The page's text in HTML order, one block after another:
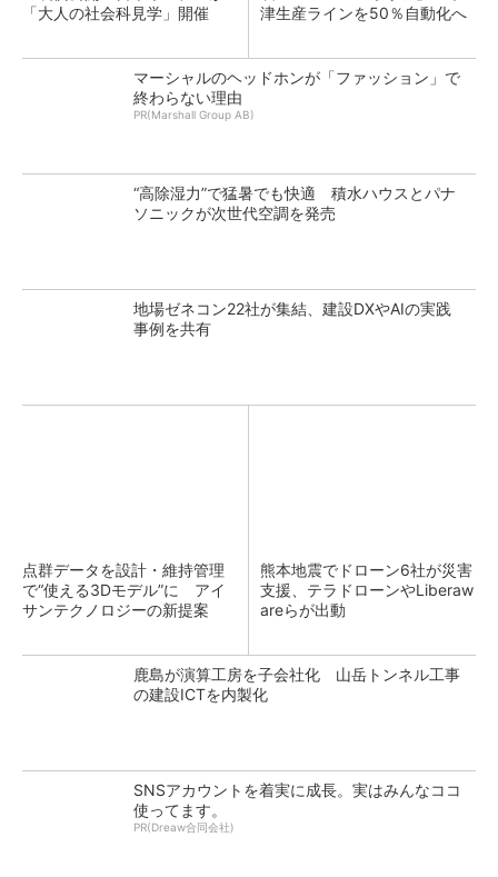
「大人の社会科見学」開催
津生産ラインを50％自動化へ
マーシャルのヘッドホンが「ファッション」で
終わらない理由
PR(Marshall Group AB)
“高除湿力”で猛暑でも快適 積水ハウスとパナ
ソニックが次世代空調を発売
地場ゼネコン22社が集結、建設DXやAIの実践
事例を共有
点群データを設計・維持管理
で“使える3Dモデル”に アイ
サンテクノロジーの新提案
熊本地震でドローン6社が災害
支援、テラドローンやLiberaw
areらが出動
鹿島が演算工房を子会社化 山岳トンネル工事
の建設ICTを内製化
SNSアカウントを着実に成長。実はみんなココ
使ってます。
PR(Dreaw合同会社)